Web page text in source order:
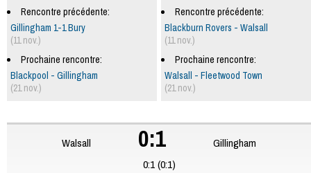
Rencontre précédente:
Blackburn Rovers - Walsall
(11 nov.)
Prochaine rencontre:
Walsall - Fleetwood Town
(21 nov.)
Rencontre précédente:
Gillingham 1-1 Bury
(11 nov.)
Prochaine rencontre:
Blackpool - Gillingham
(21 nov.)
Walsall 0:1
Gillingham
0:1 (0:1)